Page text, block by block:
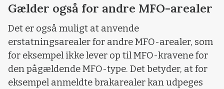
Gælder også for andre MFO-arealer
Det er også muligt at anvende
erstatningsarealer for andre MFO-arealer, som
for eksempel ikke lever op til MFO-kravene for
den pågældende MFO-type. Det betyder, at for
eksempel anmeldte brakarealer kan udpeges